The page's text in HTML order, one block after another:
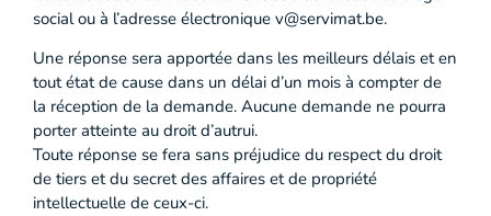
social ou à l’adresse électronique v@servimat.be.
Une réponse sera apportée dans les meilleurs délais et en
tout état de cause dans un délai d’un mois à compter de
la réception de la demande. Aucune demande ne pourra
porter atteinte au droit d’autrui.
Toute réponse se fera sans préjudice du respect du droit
de tiers et du secret des affaires et de propriété
intellectuelle de ceux-ci.